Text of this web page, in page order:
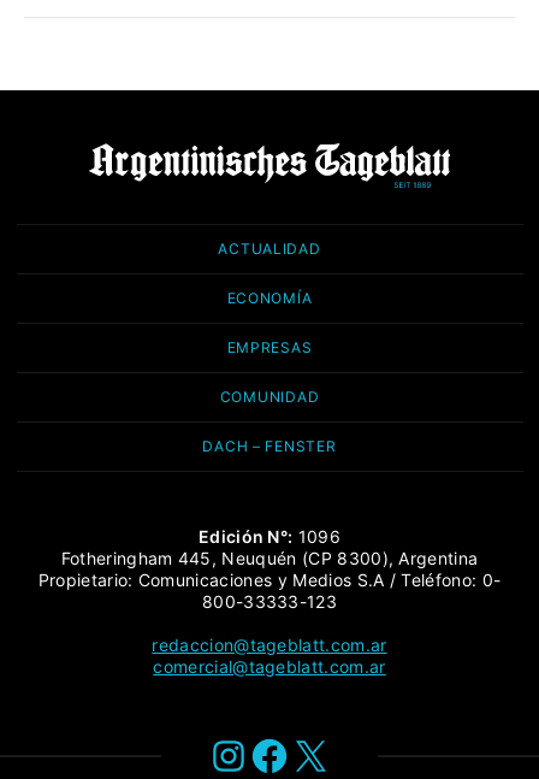
ACTUALIDAD
ECONOMÍA
EMPRESAS
COMUNIDAD
DACH – FENSTER
Edición N°: 1096
Fotheringham 445, Neuquén (CP 8300), Argentina
Propietario: Comunicaciones y Medios S.A / Teléfono: 0-
800-33333-123
redaccion@tageblatt.com.ar
comercial@tageblatt.com.ar
Instagram
Facebook
X